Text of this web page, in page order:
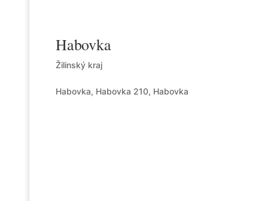
Habovka
Žilinský kraj
Habovka, Habovka 210, Habovka